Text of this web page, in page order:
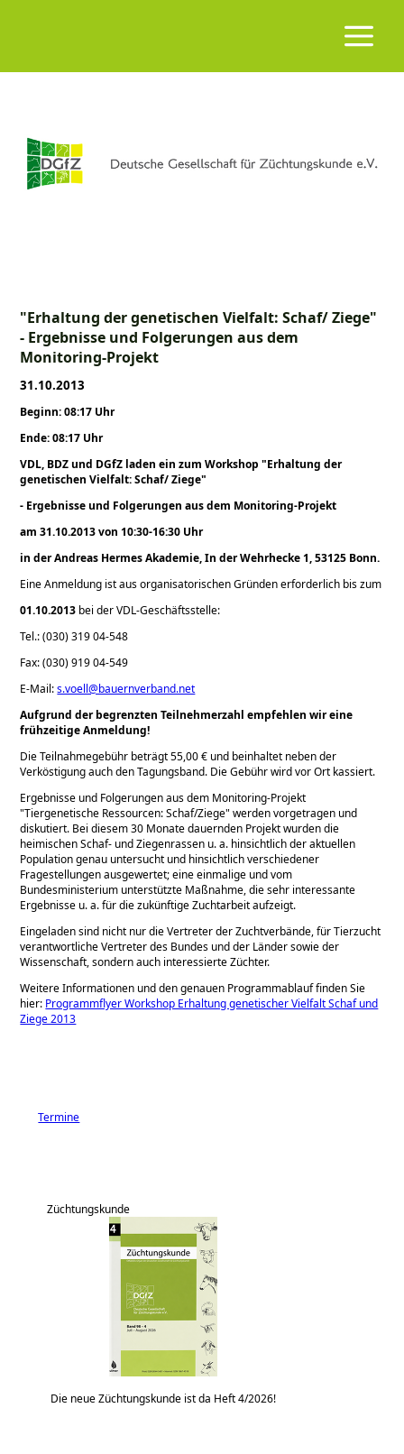
"Erhaltung der genetischen Vielfalt: Schaf/ Ziege"
- Ergebnisse und Folgerungen aus dem
Monitoring-Projekt
31.10.2013
Beginn: 08:17 Uhr
Ende: 08:17 Uhr
VDL, BDZ und DGfZ laden ein zum Workshop Erhaltung der
genetischen Vielfalt: Schaf/ Ziege
- Ergebnisse und Folgerungen aus dem Monitoring-Projekt
am 31.10.2013 von 10:30-16:30 Uhr
in der Andreas Hermes Akademie, In der Wehrhecke 1, 53125 Bonn.
Eine Anmeldung ist aus organisatorischen Gründen erforderlich bis zum
01.10.2013 bei der VDL-Geschäftsstelle:
Tel.: (030) 319 04-548
Fax: (030) 919 04-549
E-Mail:s.voell@bauernverband.net
Aufgrund der begrenzten Teilnehmerzahl empfehlen wir eine
frühzeitige Anmeldung!
Die Teilnahmegebühr beträgt 55,00 € und beinhaltet neben der
Verköstigung auch den Tagungsband. Die Gebühr wird vor Ort kassiert.
Ergebnisse und Folgerungen aus dem Monitoring-Projekt
Tiergenetische Ressourcen: Schaf/Ziege werden vorgetragen und
diskutiert. Bei diesem 30 Monate dauernden Projekt wurden die
heimischen Schaf- und Ziegenrassen u. a. hinsichtlich der aktuellen
Population genau untersucht und hinsichtlich verschiedener
Fragestellungen ausgewertet; eine einmalige und vom
Bundesministerium unterstützte Maßnahme, die sehr interessante
Ergebnisse u. a. für die zukünftige Zuchtarbeit aufzeigt.
Eingeladen sind nicht nur die Vertreter der Zuchtverbände, für Tierzucht
verantwortliche Vertreter des Bundes und der Länder sowie der
Wissenschaft, sondern auch interessierte Züchter.
Weitere Informationen und den genauen Programmablauf finden Sie
hier: Programmflyer Workshop Erhaltung genetischer Vielfalt Schaf und
Ziege 2013
Termine
Züchtungskunde
Die neue Züchtungskunde ist da Heft 4/2026!